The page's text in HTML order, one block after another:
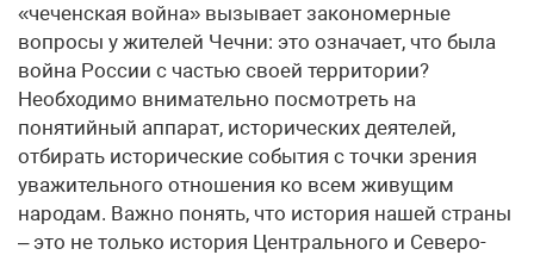
«чеченская война» вызывает закономерные
вопросы у жителей Чечни: это означает, что была
война России с частью своей территории?
Необходимо внимательно посмотреть на
понятийный аппарат, исторических деятелей,
отбирать исторические события с точки зрения
уважительного отношения ко всем живущим
народам. Важно понять, что история нашей страны
– это не только история Центрального и Северо-